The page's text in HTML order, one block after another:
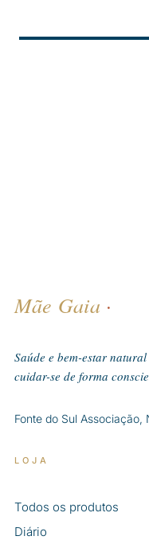
Mãe Gaia ·
Saúde e bem-estar
cuidar-se de forma
Fonte do Sul Associação,
LOJA
Todos os produtos
Diário